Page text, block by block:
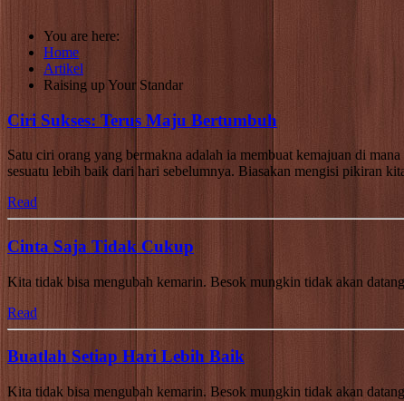
You are here:
Home
Artikel
Raising up Your Standar
Ciri Sukses: Terus Maju Bertumbuh
Satu ciri orang yang bermakna adalah ia membuat kemajuan di
sesuatu lebih baik dari hari sebelumnya. Biasakan mengisi pikiran
Read
Cinta Saja Tidak Cukup
Kita tidak bisa mengubah kemarin. Besok mungkin tidak akan
Read
Buatlah Setiap Hari Lebih Baik
Kita tidak bisa mengubah kemarin. Besok mungkin tidak akan